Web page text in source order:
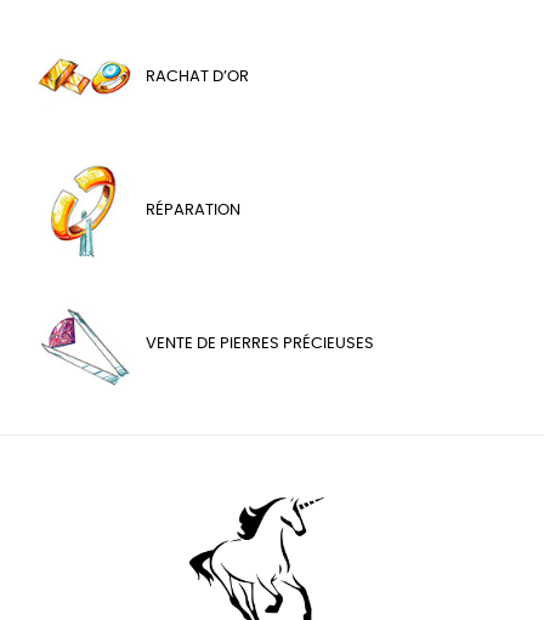
RACHAT D’OR
RÉPARATION
VENTE DE PIERRES PRÉCIEUSES